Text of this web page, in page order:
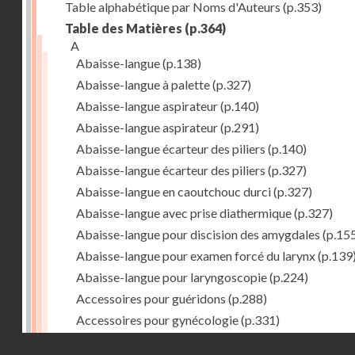
Table alphabétique par Noms d'Auteurs (p.353)
Table des Matières (p.364)
A
Abaisse-langue(p.138)
Abaisse-langue à palette(p.327)
Abaisse-langue aspirateur(p.140)
Abaisse-langue aspirateur(p.291)
Abaisse-langue écarteur des piliers (p.140)
Abaisse-langue écarteur des piliers (p.327)
Abaisse-langue en caoutchouc durci(p.327)
Abaisse-langue avec prise diathermique(p.327)
Abaisse-langue pour discision des amygdales
Abaisse-langue pour examen forcé du larynx
Abaisse-langue pour laryngoscopie(p.224)
Accessoires pour guéridons (p.288)
Accessoires pour gynécologie(p.331)